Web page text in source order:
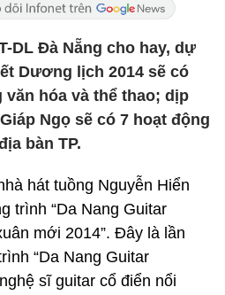
DL Đà Nẵng cho hay, dự
Dương lịch 2014 sẽ có
văn hóa và thể thao; dịp
Ngọ sẽ có 7 hoạt động
bàn TP.
hát tuồng Nguyễn Hiển
trình “Da Nang Guitar
mới 2014”. Đây là lần
“Da Nang Guitar
sĩ guitar cổ điển nổi